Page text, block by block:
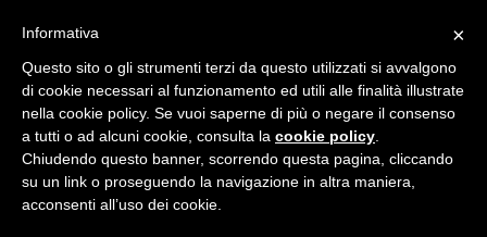
×
Informativa
Questo sito o gli strumenti terzi da questo utilizzati si avvalgono
di cookie necessari al funzionamento ed utili alle finalità illustrate
nella cookie policy. Se vuoi saperne di più o negare il consenso
a tutti o ad alcuni cookie, consulta la cookie policy
Chiudendo questo banner, scorrendo questa pagina, cliccando
su un link o proseguendo la navigazione in altra maniera,
acconsenti all’uso dei cookie.